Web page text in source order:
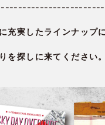
充実したラインナップ